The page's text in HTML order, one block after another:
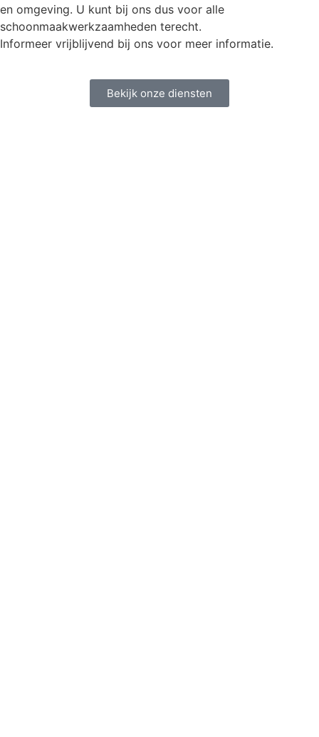
en omgeving. U kunt bij ons dus voor alle
schoonmaakwerkzaamheden terecht.
Informeer vrijblijvend bij ons voor meer informatie.
Bekijk onze diensten